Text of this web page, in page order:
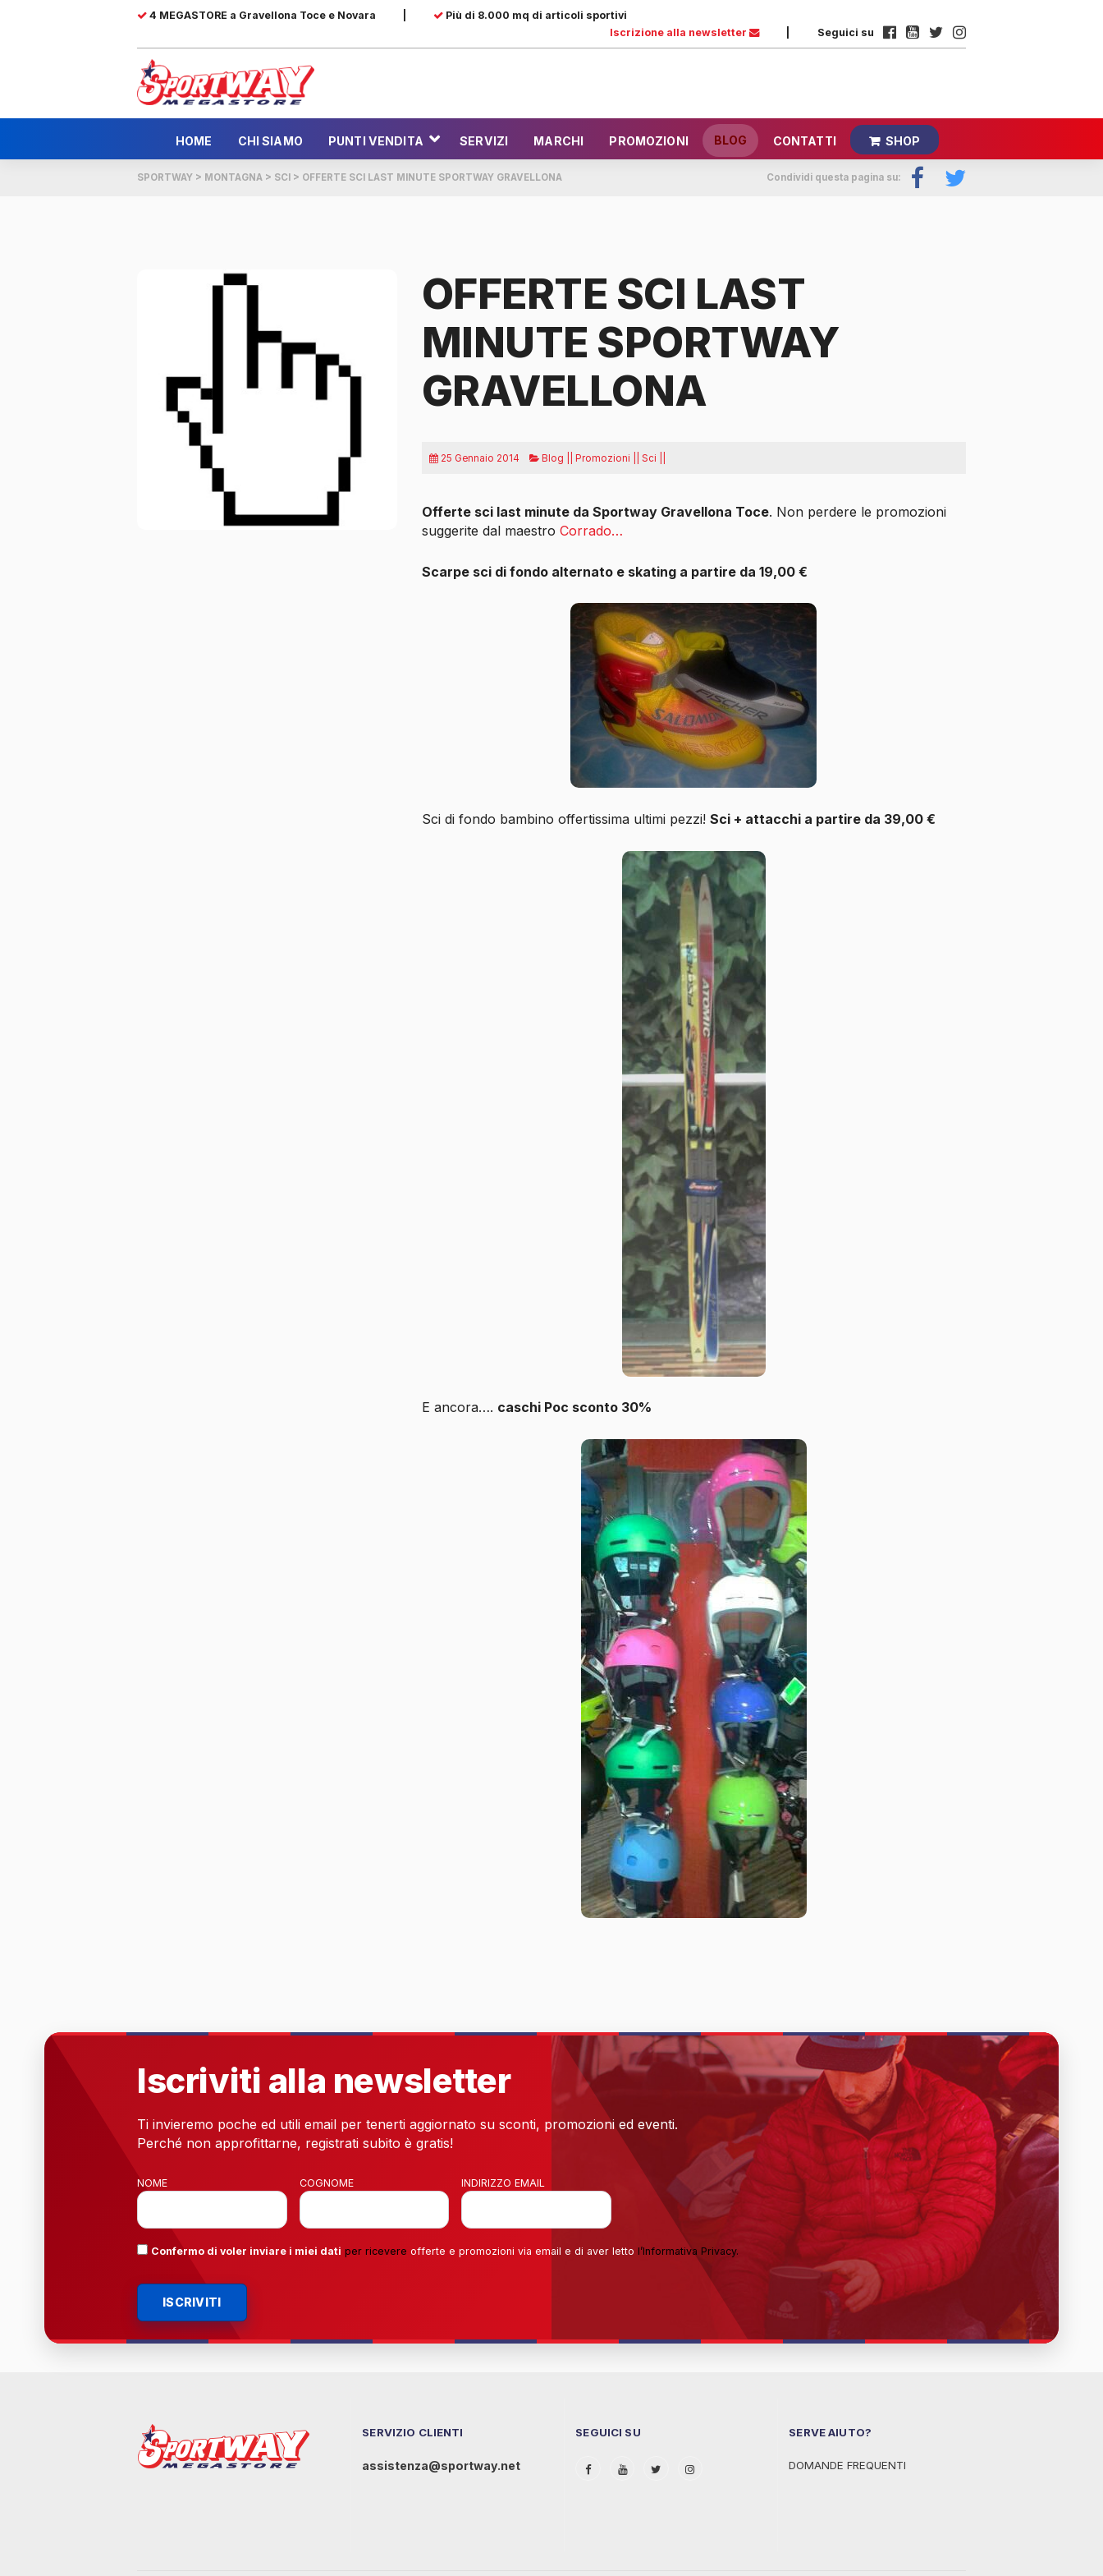
4 MEGASTORE a Gravellona Toce e Novara
Più di 8.000 mq di articoli sportivi
Iscrizione alla newsletter
Seguici su
HOME CHI SIAMO PUNTI VENDITA SERVIZI MARCHI PROMOZIONI BLOG CONTATTI SHOP
SPORTWAY > MONTAGNA > SCI > OFFERTE SCI LAST MINUTE SPORTWAY GRAVELLONA Condividi questa pagina su:
OFFERTE SCI LAST
MINUTE SPORTWAY
GRAVELLONA
25 Gennaio 2014 Blog || Promozioni || Sci ||
Offerte sci last minute da Sportway Gravellona Toce. Non perdere le promozioni
suggerite dal maestro Corrado…
Scarpe sci di fondo alternato e skating a partire da 19,00 €
Sci di fondo bambino offertissima ultimi pezzi! Sci + attacchi a partire da 39,00 €
E ancora…. caschi Poc sconto 30%
Iscriviti alla newsletter
Ti invieremo poche ed utili email per tenerti aggiornato su sconti, promozioni ed eventi.
Perché non approfittarne, registrati subito è gratis!
NOME COGNOME INDIRIZZO EMAIL
Confermo di voler inviare i miei dati per ricevere offerte e promozioni via email e di aver letto l’Informativa Privacy.
ISCRIVITI
SERVIZIO CLIENTI
assistenza@sportway.net
SEGUICI SU SERVE AIUTO?
DOMANDE FREQUENTI